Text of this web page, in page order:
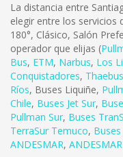
La distancia entre
elegir entre los servicios
180°, Clásico, Salón
operador que elijas (
Bus, ETM, Narbus, Los
Conquistadores, Thaebus
Ríos, Buses Liquiñe,
Chile, Buses Jet Sur,
Pullman Sur, Buses
TerraSur Temuco,
ANDESMAR, ANDESMAR